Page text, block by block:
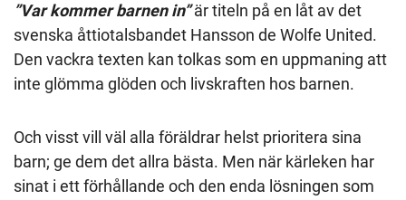
”Var kommer barnen in” är titeln på en låt av det
svenska åttiotalsbandet Hansson de Wolfe United.
Den vackra texten kan tolkas som en uppmaning att
inte glömma glöden och livskraften hos barnen.
Och visst vill väl alla föräldrar helst prioritera sina
barn; ge dem det allra bästa. Men när kärleken har
sinat i ett förhållande och den enda lösningen som